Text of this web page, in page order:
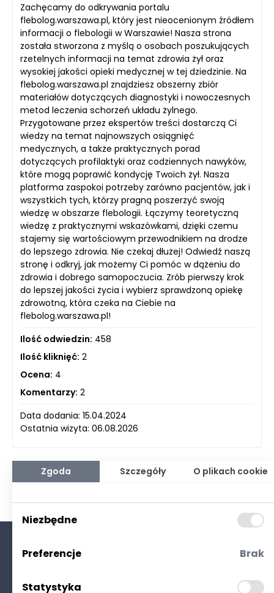
Zachęcamy do odkrywania portalu
flebolog.warszawa.pl, który jest nieocenionym źródłem
informacji o flebologii w Warszawie! Nasza strona
została stworzona z myślą o osobach poszukujących
rzetelnych informacji na temat zdrowia żył oraz
wysokiej jakości opieki medycznej w tej dziedzinie. Na
flebolog.warszawa.pl znajdziesz obszerny zbiór
materiałów dotyczących diagnostyki i nowoczesnych
metod leczenia schorzeń układu żylnego.
Przygotowane przez ekspertów treści dostarczą Ci
wiedzy na temat najnowszych osiągnięć
medycznych, a także praktycznych porad
dotyczących profilaktyki oraz codziennych nawyków,
które mogą poprawić kondycję Twoich żył. Nasza
platforma zaspokoi potrzeby zarówno pacjentów, jak i
wszystkich tych, którzy pragną poszerzyć swoją
wiedzę w obszarze flebologii. Łączymy teoretyczną
wiedzę z praktycznymi wskazówkami, dzięki czemu
stajemy się wartościowym przewodnikiem na drodze
do lepszego zdrowia. Nie czekaj dłużej! Odwiedź naszą
stronę i odkryj, jak możemy Ci pomóc w dążeniu do
zdrowia i dobrego samopoczucia. Zrób pierwszy krok
do lepszej jakości życia i wybierz sprawdzoną opiekę
zdrowotną, która czeka na Ciebie na
flebolog.warszawa.pl!
Ilość odwiedzin: 458
Ilość kliknięć: 2
Ocena: 4
Komentarzy: 2
Data dodania: 15.04.2024
Ostatnia wizyta: 06.08.2026
Zgoda Szczegóły O plikach cookie
Niezbędne
Preferencje Brak
Statystyka